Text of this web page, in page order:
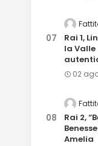
Rai 1,
la Valle
02
Rai 2,
Amelia